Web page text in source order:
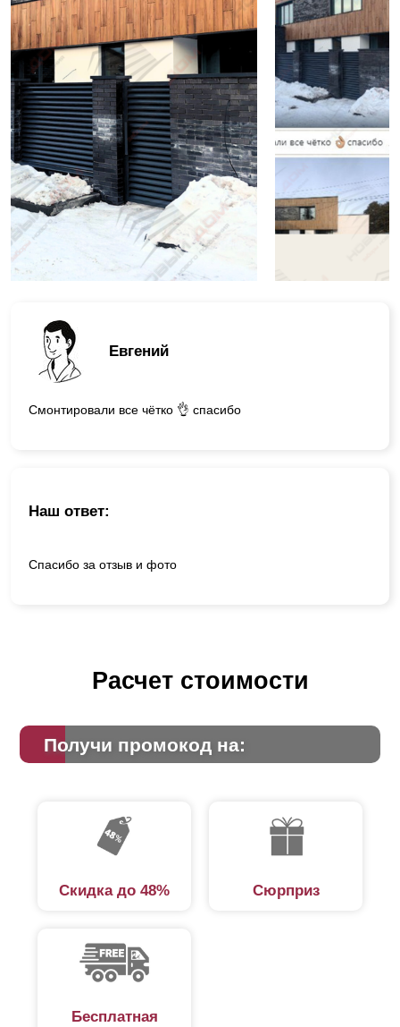
Евгений
Смонтировали все чётко 👌 спасибо
Наш ответ:
Спасибо за отзыв и фото
Расчет стоимости
Получи промокод на:
Скидка до 48% Сюрприз
Бесплатная